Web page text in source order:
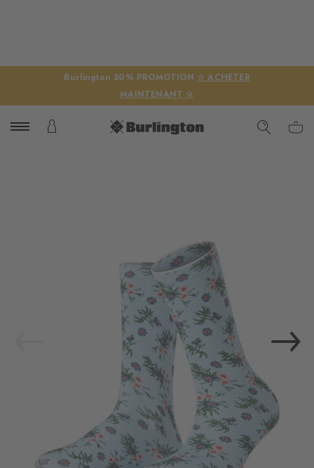
Burlington 50% PROMOTION ☆ ACHETER
MAINTENANT ☆